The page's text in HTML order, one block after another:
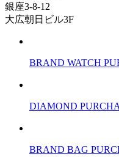
銀座3-8-12
大広朝日ビル3F
BRAND WATCH
DIAMOND
BRAND BAG